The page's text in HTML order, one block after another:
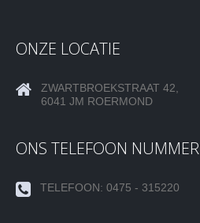
ONZE LOCATIE
ZWARTBROEKSTRAAT 42,
6041 JM ROERMOND
ONS TELEFOON NUMMER
TELEFOON: 0475 - 315220